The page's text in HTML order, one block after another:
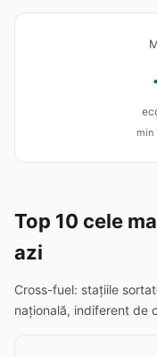
min
Top 10 cele
azi
Cross-fuel: stațiile
națională, indiferent de